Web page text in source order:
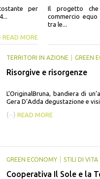
per
READ MORE
Il progetto
commercio equo
tra le...
TERRITORI IN AZIONE GREEN
Risorgive e risorgenze
L’OriginalBruna, bandiera di
Gera D’Adda degustazione e
{···} READ MORE
GREEN ECONOMY STILI DI VITA
Cooperativa Il Sole e la